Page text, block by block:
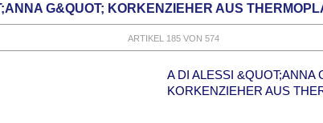
G&QUOT; KORKENZIEHER AUS
ARTIKEL 185 VON 574
A DI ALESSI &QUOT;ANNA
KORKENZIEHER AUS